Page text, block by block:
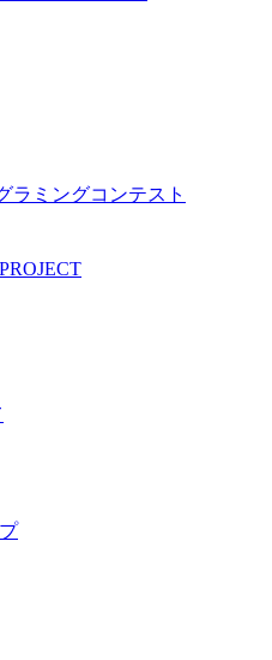
ラミングコンテスト